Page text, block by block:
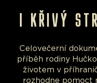
I KŘIVÝ
Celovečerní
příběh rodiny
životem v
rozhodne pomoct